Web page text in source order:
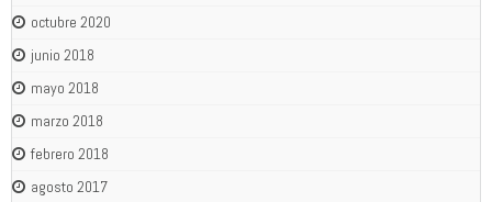
octubre 2020
junio 2018
mayo 2018
marzo 2018
febrero 2018
agosto 2017